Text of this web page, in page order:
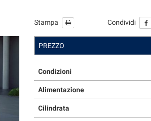
Stampa Condividi
PREZZO
Condizioni
Alimentazione
Cilindrata